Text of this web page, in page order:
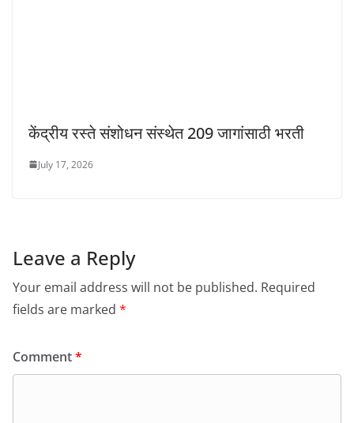
केंद्रीय रस्ते संशोधन संस्थेत 209 जागांसाठी भरती
July 17, 2026
Leave a Reply
Your email address will not be published. Required
fields are marked *
Comment*